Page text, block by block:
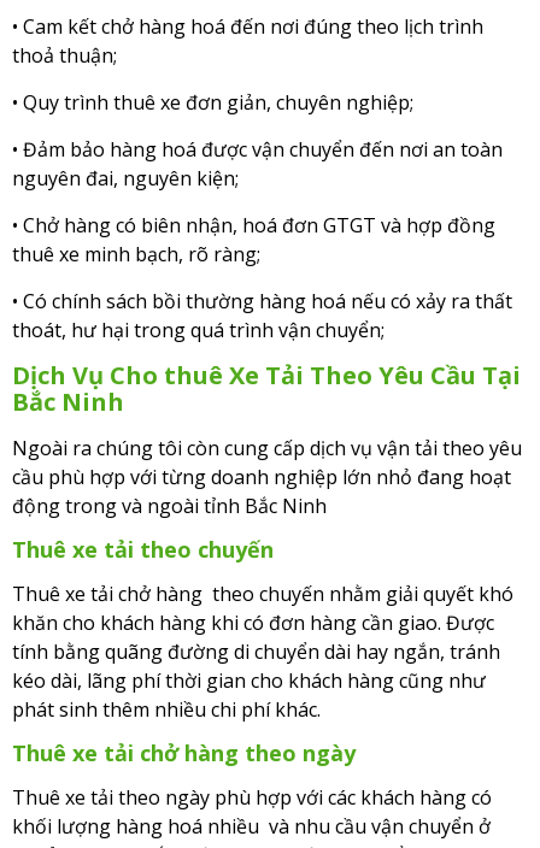
• Cam kết chở hàng hoá đến nơi đúng theo lịch trình
thoả thuận;
• Quy trình thuê xe đơn giản, chuyên nghiệp;
• Đảm bảo hàng hoá được vận chuyển đến nơi an toàn
nguyên đai, nguyên kiện;
• Chở hàng có biên nhận, hoá đơn GTGT và hợp đồng
thuê xe minh bạch, rõ ràng;
• Có chính sách bồi thường hàng hoá nếu có xảy ra thất
thoát, hư hại trong quá trình vận chuyển;
Dịch Vụ Cho thuê Xe Tải Theo Yêu Cầu Tại
Bắc Ninh
Ngoài ra chúng tôi còn cung cấp dịch vụ vận tải theo yêu
cầu phù hợp với từng doanh nghiệp lớn nhỏ đang hoạt
động trong và ngoài tỉnh Bắc Ninh
Thuê xe tải theo chuyến
Thuê xe tải chở hàng theo chuyến nhằm giải quyết khó
khăn cho khách hàng khi có đơn hàng cần giao. Được
tính bằng quãng đường di chuyển dài hay ngắn, tránh
kéo dài, lãng phí thời gian cho khách hàng cũng như
phát sinh thêm nhiều chi phí khác.
Thuê xe tải chở hàng theo ngày
Thuê xe tải theo ngày phù hợp với các khách hàng có
khối lượng hàng hoá nhiều và nhu cầu vận chuyển ở